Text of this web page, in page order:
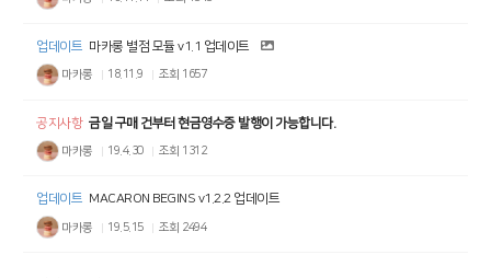
업데이트 마카롱 별점 모듈 v1.1 업데이트
마카롱 18.11.9 조회 1657
공지사항 금일 구매 건부터 현금영수증 발행이 가능합니다.
마카롱 19.4.30 조회 1312
업데이트 MACARON BEGINS v1.2.2 업데이트
마카롱 19.5.15 조회 2494